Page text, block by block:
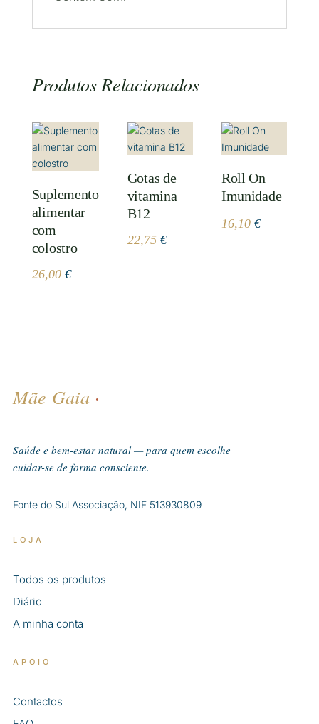
Produtos Relacionados
Suplemento
alimentar
com
colostro
26,00 €
Gotas de
vitamina
B12
22,75 €
Roll On
Imunidade
16,10 €
Mãe Gaia ·
Saúde e bem-estar natural — para quem escolhe
cuidar-se de forma consciente.
Fonte do Sul Associação, NIF 513930809
LOJA
Todos os produtos
Diário
A minha conta
APOIO
Contactos